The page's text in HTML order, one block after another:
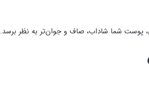
پوست شما شاداب، صاف و جوان‌تر به نظر برسد.